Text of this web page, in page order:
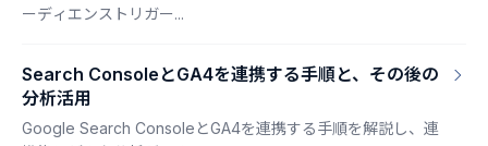
ーディエンストリガー...
Search ConsoleとGA4を連携する手順と、その後の
分析活用
Google Search ConsoleとGA4を連携する手順を解説し、連